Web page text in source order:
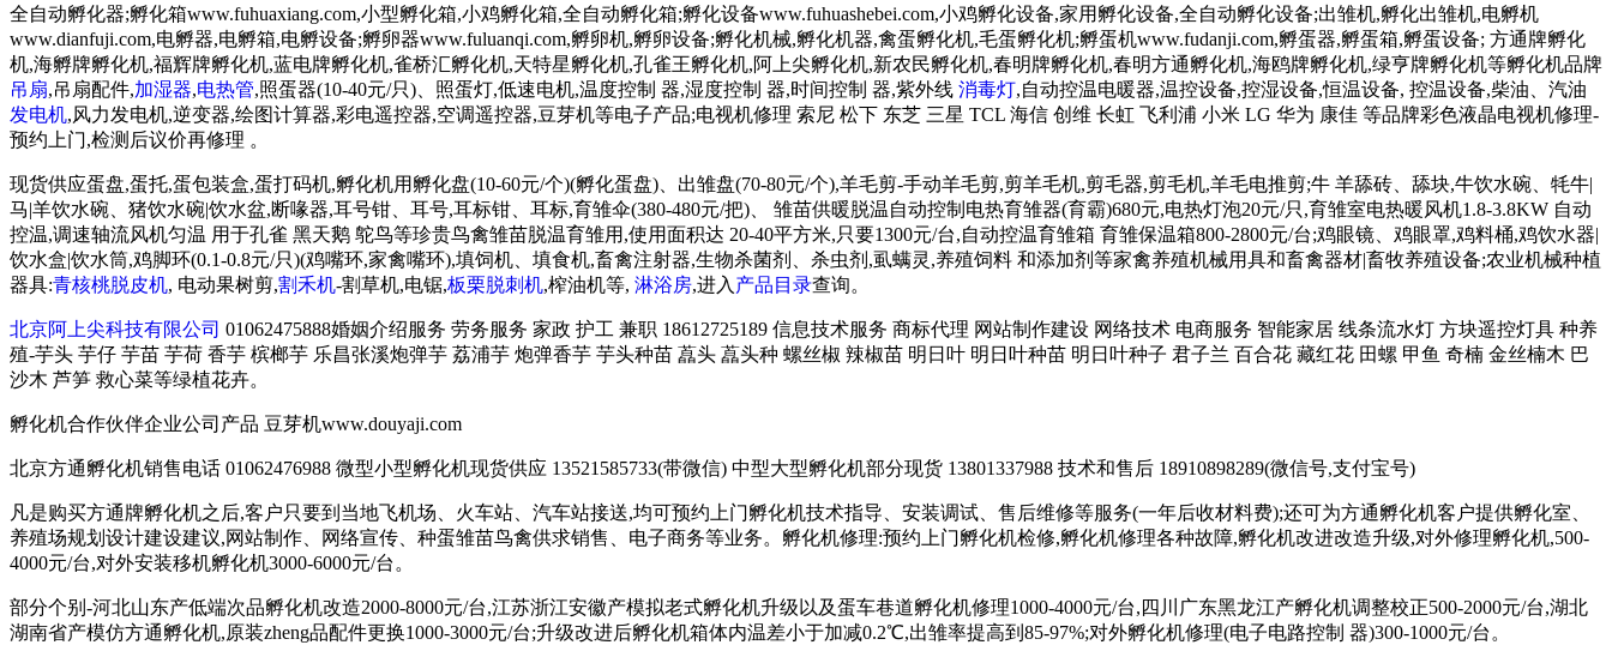
全自动孵化器;孵化箱www.fuhuaxiang.com,小型孵化箱,小鸡孵化箱,全自动孵化箱;孵化设备www.fuhuashebei.com,小鸡孵化设备,家用孵化设备,全自动孵化设备;出雏机,孵化出雏机,电孵机
www.dianfuji.com,电孵器,电孵箱,电孵设备;孵卵器www.fuluanqi.com,孵卵机,孵卵设备;孵化机械,孵化机器,禽蛋孵化机,毛蛋孵化机;孵蛋机www.fudanji.com,孵蛋器,孵蛋箱,孵蛋设备; 方通牌孵化
机,海孵牌孵化机,福辉牌孵化机,蓝电牌孵化机,雀桥汇孵化机,天特星孵化机,孔雀王孵化机,阿上尖孵化机,新农民孵化机,春明牌孵化机,春明方通孵化机,海鸥牌孵化机,绿亨牌孵化机等孵化机品牌
吊扇,吊扇配件,加湿器,电热管,照蛋器(10-40元/只)、照蛋灯,低速电机,温度控制 器,湿度控制 器,时间控制 器,紫外线 消毒灯,自动控温电暖器,温控设备,控湿设备,恒温设备, 控温设备,柴油、汽油
发电机,风力发电机,逆变器,绘图计算器,彩电遥控器,空调遥控器,豆芽机等电子产品;电视机修理 索尼 松下 东芝 三星 TCL 海信 创维 长虹 飞利浦 小米 LG 华为 康佳 等品牌彩色液晶电视机修理-
预约上门,检测后议价再修理 。
现货供应蛋盘,蛋托,蛋包装盒,蛋打码机,孵化机用孵化盘(10-60元/个)(孵化蛋盘)、出雏盘(70-80元/个),羊毛剪-手动羊毛剪,剪羊毛机,剪毛器,剪毛机,羊毛电推剪;牛 羊舔砖、舔块,牛饮水碗、牦牛|
马|羊饮水碗、猪饮水碗|饮水盆,断喙器,耳号钳、耳号,耳标钳、耳标,育雏伞(380-480元/把)、 雏苗供暖脱温自动控制电热育雏器(育霸)680元,电热灯泡20元/只,育雏室电热暖风机1.8-3.8KW 自动
控温,调速轴流风机匀温 用于孔雀 黑天鹅 鸵鸟等珍贵鸟禽雏苗脱温育雏用,使用面积达 20-40平方米,只要1300元/台,自动控温育雏箱 育雏保温箱800-2800元/台;鸡眼镜、鸡眼罩,鸡料桶,鸡饮水器|
饮水盒|饮水筒,鸡脚环(0.1-0.8元/只)(鸡嘴环,家禽嘴环),填饲机、填食机,畜禽注射器,生物杀菌剂、杀虫剂,虱螨灵,养殖饲料 和添加剂等家禽养殖机械用具和畜禽器材|畜牧养殖设备;农业机械种植
器具:青核桃脱皮机, 电动果树剪,割禾机-割草机,电锯,板栗脱刺机,榨油机等, 淋浴房,进入 产品目录查询。
北京阿上尖科技有限公司 01062475888婚姻介绍服务 劳务服务 家政 护工 兼职 18612725189 信息技术服务 商标代理 网站制作建设 网络技术 电商服务 智能家居 线条流水灯 方块遥控灯具 种养
殖-芋头 芋仔 芋苗 芋荷 香芋 槟榔芋 乐昌张溪炮弹芋 荔浦芋 炮弹香芋 芋头种苗 藠头 藠头种 螺丝椒 辣椒苗 明日叶 明日叶种苗 明日叶种子 君子兰 百合花 藏红花 田螺 甲鱼 奇楠 金丝楠木 巴
沙木 芦笋 救心菜等绿植花卉。
孵化机合作伙伴企业公司产品 豆芽机www.douyaji.com
北京方通孵化机销售电话 01062476988 微型小型孵化机现货供应 13521585733(带微信) 中型大型孵化机部分现货 13801337988 技术和售后 18910898289(微信号,支付宝号)
凡是购买方通牌孵化机之后,客户只要到当地飞机场、火车站、汽车站接送,均可预约上门孵化机技术指导、安装调试、售后维修等服务(一年后收材料费);还可为方通孵化机客户提供孵化室、
养殖场规划设计建设建议,网站制作、网络宣传、种蛋雏苗鸟禽供求销售、电子商务等业务。孵化机修理:预约上门孵化机检修,孵化机修理各种故障,孵化机改进改造升级,对外修理孵化机,500-
4000元/台,对外安装移机孵化机3000-6000元/台。
部分个别-河北山东产低端次品孵化机改造2000-8000元/台,江苏浙江安徽产模拟老式孵化机升级以及蛋车巷道孵化机修理1000-4000元/台,四川广东黑龙江产孵化机调整校正500-2000元/台,湖北
湖南省产模仿方通孵化机,原装zheng品配件更换1000-3000元/台;升级改进后孵化机箱体内温差小于加减0.2℃,出雏率提高到85-97%;对外孵化机修理(电子电路控制 器)300-1000元/台。